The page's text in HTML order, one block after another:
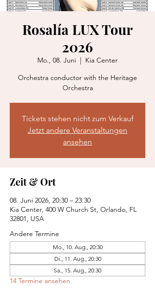
Rosalía LUX Tour
2026
Mo., 08. Juni
  |
Kia Center
Orchestra conductor with the Heritage
Orchestra
Tickets stehen nicht zum Verkauf
Jetzt andere Veranstaltungen
ansehen
Zeit & Ort
08. Juni 2026, 20:30 – 23:30
Kia Center, 400 W Church St, Orlando, FL
32801, USA
Andere Termine
Mo., 10. Aug., 20:30
Di., 11. Aug., 20:30
Sa., 15. Aug., 20:30
14 Termine ansehen